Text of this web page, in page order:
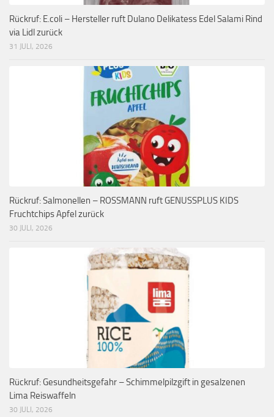
Rückruf: E.coli – Hersteller ruft Dulano Delikatess Edel Salami Rind
via Lidl zurück
31 JULI, 2026
Rückruf: Salmonellen – ROSSMANN ruft GENUSSPLUS KIDS
Fruchtchips Apfel zurück
30 JULI, 2026
Rückruf: Gesundheitsgefahr – Schimmelpilzgift in gesalzenen
Lima Reiswaffeln
30 JULI, 2026